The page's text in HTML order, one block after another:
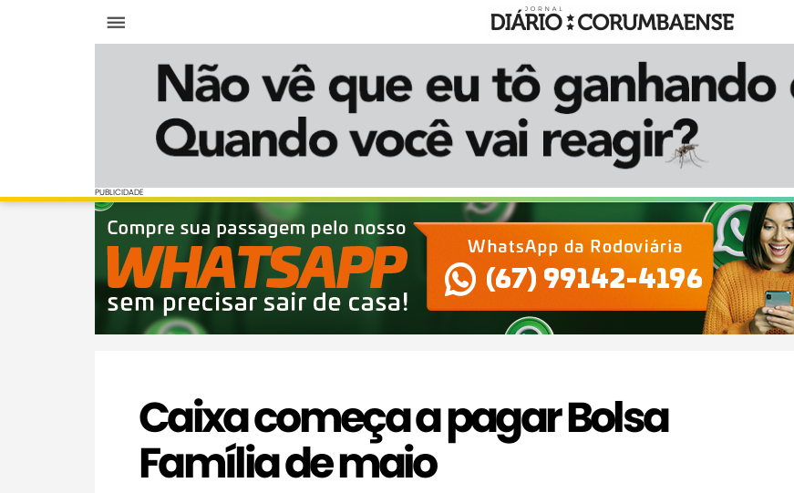
PUBLICIDADE
PUBLICIDADE
Caixa começa a pagar Bolsa
Família de maio